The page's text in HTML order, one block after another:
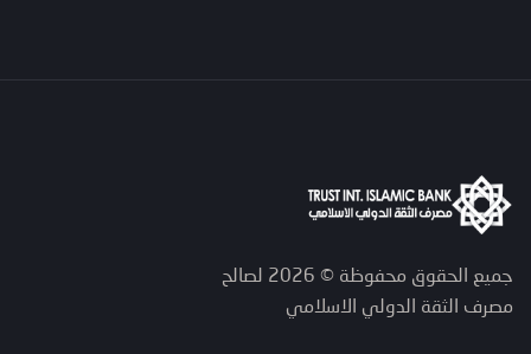
جميع الحقوق محفوظة © 2026 لصالح
مصرف الثقة الدولي الاسلامي